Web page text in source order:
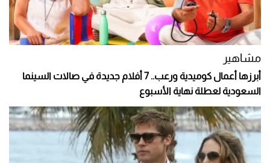
مشاهير
أبرزها أعمال كوميدية ورعب.. 7 أفلام جديدة في صالات السينما
السعودية لعطلة نهاية الأسبوع